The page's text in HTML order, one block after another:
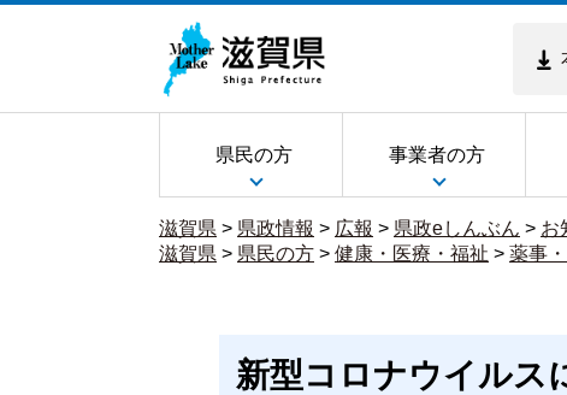
県民の方 事業者の方
滋賀県 > 県政情報 > 広報 > 県政eしんぶん > お
滋賀県 > 県民の方 > 健康・医療・福祉 > 薬事
新型コロナウイルス